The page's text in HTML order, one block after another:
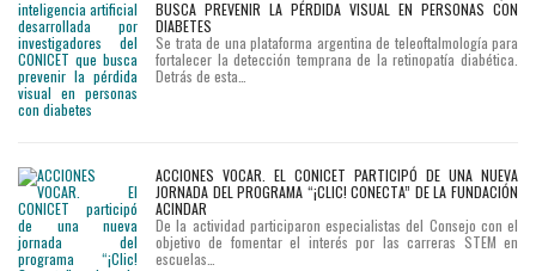
BUSCA PREVENIR LA PÉRDIDA VISUAL EN PERSONAS CON
DIABETES
Se trata de una plataforma argentina de teleoftalmología para
fortalecer la detección temprana de la retinopatía diabética.
Detrás de esta…
ACCIONES VOCAR. EL CONICET PARTICIPÓ DE UNA NUEVA
JORNADA DEL PROGRAMA “¡CLIC! CONECTA” DE LA FUNDACIÓN
ACINDAR
De la actividad participaron especialistas del Consejo con el
objetivo de fomentar el interés por las carreras STEM en
escuelas…